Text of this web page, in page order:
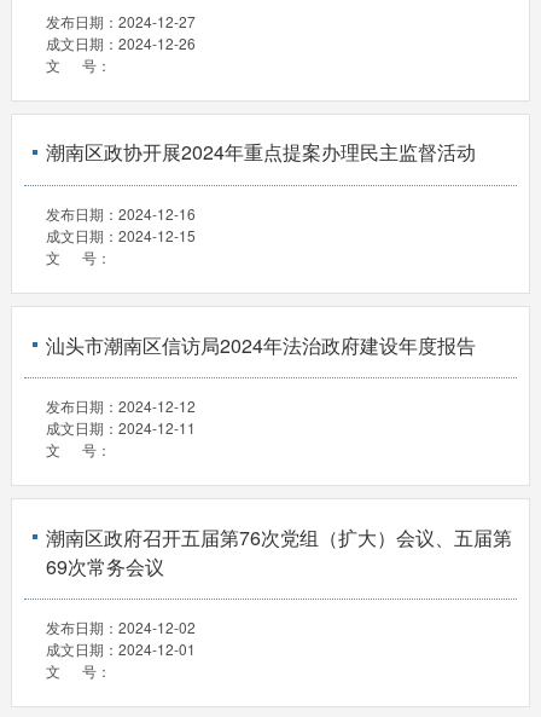
发布日期： 2024-12-27
成文日期： 2024-12-26
文 号：
潮南区政协开展2024年重点提案办理民主监督活动
发布日期： 2024-12-16
成文日期： 2024-12-15
文 号：
汕头市潮南区信访局2024年法治政府建设年度报告
发布日期： 2024-12-12
成文日期： 2024-12-11
文 号：
潮南区政府召开五届第76次党组（扩大）会议、五届第
69次常务会议
发布日期： 2024-12-02
成文日期： 2024-12-01
文 号：